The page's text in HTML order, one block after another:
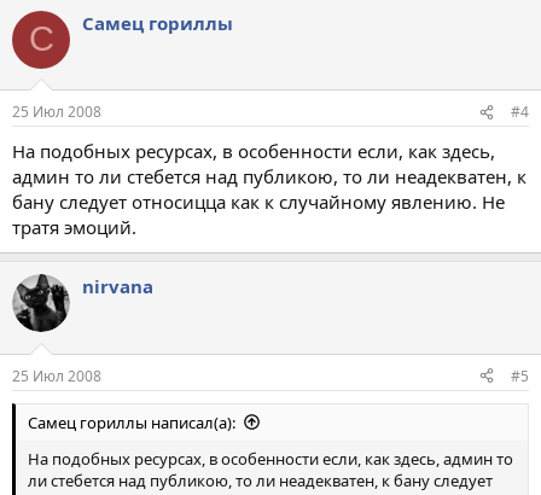
С Самец гориллы
25 Июл 2008 #4
На подобных ресурсах, в особенности если, как здесь,
админ то ли стебется над публикою, то ли неадекватен, к
бану следует относицца как к случайному явлению. Не
тратя эмоций.
nirvana
25 Июл 2008 #5
Самец гориллы написал(а):
На подобных ресурсах, в особенности если, как здесь, админ то
ли стебется над публикою, то ли неадекватен, к бану следует